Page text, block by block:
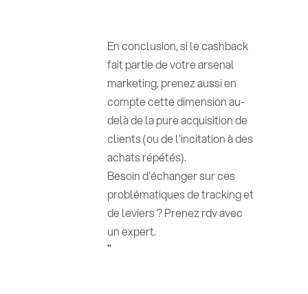
En conclusion, si le cashback
fait partie de votre arsenal
marketing, prenez aussi en
compte cette dimension au-
delà de la pure acquisition de
clients (ou de l'incitation à des
achats répétés).
Besoin d'échanger sur ces
problématiques de tracking et
de leviers ? Prenez rdv avec
un expert.
"